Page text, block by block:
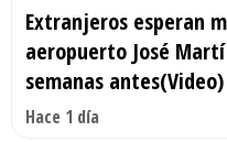
Extranjeros esperan
aeropuerto José
semanas antes(Video)
Hace 1 día